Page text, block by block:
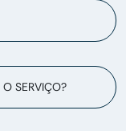
SERVIÇO?